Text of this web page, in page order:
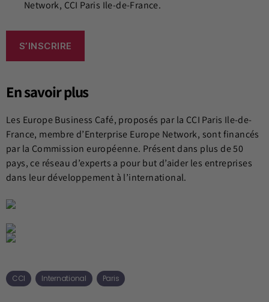
Network, CCI Paris Ile-de-France.
S’INSCRIRE
En savoir plus
Les Europe Business Café, proposés par la CCI Paris Ile-de-
France, membre d’Enterprise Europe Network, sont financés
par la Commission européenne. Présent dans plus de 50
pays, ce réseau d’experts a pour but d’aider les entreprises
dans leur développement à l’international.
CCI International Paris